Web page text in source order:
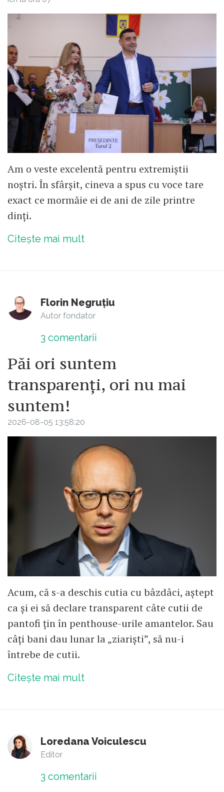
Am o veste excelentă pentru extremiștii
noștri. În sfârșit, cineva a spus cu voce tare
exact ce mormăie ei de ani de zile printre
dinți.
Citește mai mult
Florin Negruțiu
Autor fondator
3 comentarii
Păi ori suntem
transparenți, ori nu mai
suntem!
2026-08-05 13:58:20
Acum, că s-a deschis cutia cu bâzdâci, aștept
ca și ei să declare transparent câte cutii de
pantofi țin în penthouse-urile amantelor. Sau
câți bani dau lunar la „ziariști”, să nu-i
întrebe de cutii.
Citește mai mult
Loredana Voiculescu
Editor
3 comentarii